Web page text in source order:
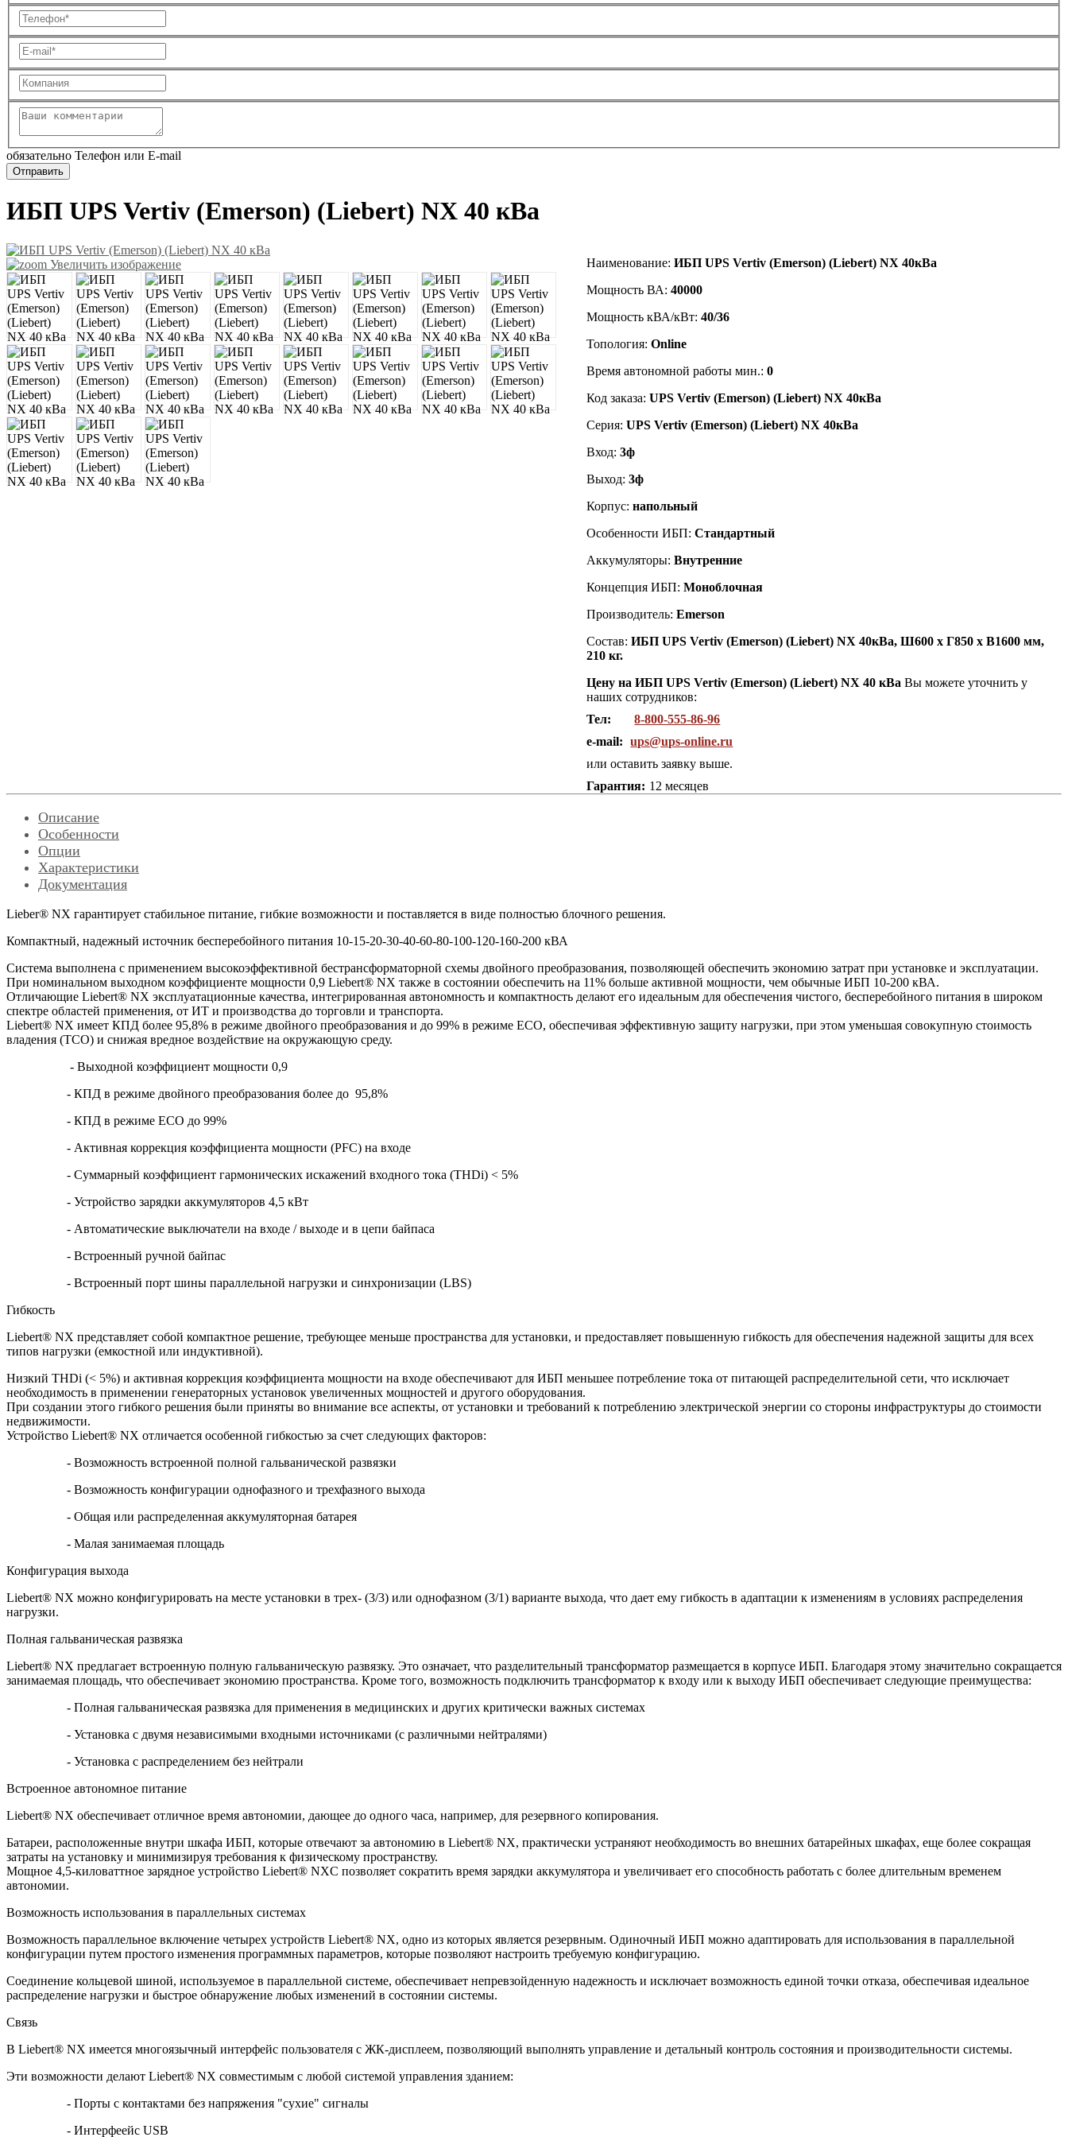
обязательно Телефон или E-mail
ИБП UPS Vertiv (Emerson) (Liebert) NX 40 кВа
Увеличить изображение Наименование:ИБП UPS Vertiv (Emerson) (Liebert) NX 40кВа
Мощность ВА:40000
Мощность кВА/кВт:40/36
Топология:Online
Время автономной работы мин.:0
Код заказа:UPS Vertiv (Emerson) (Liebert)NX 40кВа
Серия:UPS Vertiv (Emerson) (Liebert)NX 40кВа
Вход:3ф
Выход:3ф
Корпус: напольный
Особенности ИБП:Стандартный
Аккумуляторы:Внутренние
Концепция ИБП:Моноблочная
Производитель:Emerson
Состав:ИБП UPS Vertiv (Emerson) (Liebert)NX 40кВа, Ш600 х Г850 х В1600 мм,
210 кг.
Цену на ИБП UPS Vertiv (Emerson) (Liebert) NX 40 кВаВы можете уточнить у
наших сотрудников:
Тел:
8-800-555-86-96
e-mail:
ups@ups-online.ru
или оставить заявку выше.
Гарантия: 12 месяцев
Описание
Особенности
Опции
Характеристики
Документация
Lieber® NX гарантирует стабильное питание, гибкие возможности и поставляется в виде полностью блочного решения.
Компактный, надежный источник бесперебойного питания 10-15-20-30-40-60-80-100-120-160-200 кВА
Система выполнена с применением высокоэффективной бестрансформаторной схемы двойного преобразования, позволяющей обеспечить экономию затрат при установке и эксплуатации.
При номинальном выходном коэффициенте мощности 0,9 Liebert® NX также в состоянии обеспечить на 11% больше активной мощности, чем обычные ИБП 10-200 кВА.
Отличающие Liebert® NX эксплуатационные качества, интегрированная автономность и компактность делают его идеальным для обеспечения чистого, бесперебойного питания в широком
спектре областей применения, от ИТ и производства до торговли и транспорта.
Liebert® NX имеет КПД более 95,8% в режиме двойного преобразования и до 99% в режиме ECO, обеспечивая эффективную защиту нагрузки, при этом уменьшая совокупную стоимость
владения (ТСО) и снижая вредное воздействие на окружающую среду.
- Выходной коэффициент мощности 0,9
- КПД в режиме двойного преобразования более до 95,8%
- КПД в режиме ECO до 99%
- Активная коррекция коэффициента мощности (PFC) на входе
- Суммарный коэффициент гармонических искажений входного тока (THDi) < 5%
- Устройство зарядки аккумуляторов 4,5 кВт
- Автоматические выключатели на входе / выходе и в цепи байпаса
- Встроенный ручной байпас
- Встроенный порт шины параллельной нагрузки и синхронизации (LBS)
Гибкость
Liebert® NX представляет собой компактное решение, требующее меньше пространства для установки, и предоставляет повышенную гибкость для обеспечения надежной защиты для всех
типов нагрузки (емкостной или индуктивной).
Низкий THDi (< 5%) и активная коррекция коэффициента мощности на входе обеспечивают для ИБП меньшеe потребление тока от питающей распределительной сети, что исключает
необходимость в применении генераторных установок увеличенных мощностей и другого оборудования.
При создании этого гибкого решения были приняты во внимание все аспекты, от установки и требований к потреблению электрической энергии со стороны инфраструктуры до стоимости
недвижимости.
Устройство Liebert® NX отличается особенной гибкостью за счет следующих факторов:
- Возможность встроенной полной гальванической развязки
- Возможность конфигурации однофазного и трехфазного выхода
- Общая или распределенная аккумуляторная батарея
- Малая занимаемая площадь
Конфигурация выхода
Liebert® NX можно конфигурировать на месте установки в трех- (3/3) или однофазном (3/1) варианте выхода, что дает ему гибкость в адаптации к изменениям в условиях распределения
нагрузки.
Полная гальваническая развязка
Liebert® NX предлагает встроенную полную гальваническую развязку. Это означает, что разделительный трансформатор размещается в корпусе ИБП. Благодаря этому значительно сокращается
занимаемая площадь, что обеспечивает экономию пространства. Кроме того, возможность подключить трансформатор к входу или к выходу ИБП обеспечивает следующие преимущества:
- Полная гальваническая развязка для применения в медицинских и других критически важных системах
- Установка с двумя независимыми входными источниками (с различными нейтралями)
- Установка с распределением без нейтрали
Встроенное автономное питание
Liebert® NX обеспечивает отличное время автономии, дающее до одного часа, например, для резервного копирования.
Батареи, расположенные внутри шкафа ИБП, которые отвечают за автономию в Liebert® NX, практически устраняют необходимость во внешних батарейных шкафах, еще более сокращая
затраты на установку и минимизируя требования к физическому пространству.
Мощное 4,5-киловаттное зарядное устройство Liebert® NXC позволяет сократить время зарядки аккумулятора и увеличивает его способность работать с более длительным временем
автономии.
Возможность использования в параллельных системах
Возможность параллельное включение четырех устройств Liebert® NX, одно из которых является резервным. Одиночный ИБП можно адаптировать для использования в параллельной
конфигурации путем простого изменения программных параметров, которые позволяют настроить требуемую конфигурацию.
Соединение кольцевой шиной, используемое в параллельной системе, обеспечивает непревзойденную надежность и исключает возможность единой точки отказа, обеспечивая идеальное
распределение нагрузки и быстрое обнаружение любых изменений в состоянии системы.
Связь
В Liebert® NX имеется многоязычный интерфейс пользователя с ЖК-дисплеем, позволяющий выполнять управление и детальный контроль состояния и производительности системы.
Эти возможности делают Liebert® NX совместимым с любой системой управления зданием:
- Порты с контактами без напряжения "сухие" сигналы
- Интерфеейс USB